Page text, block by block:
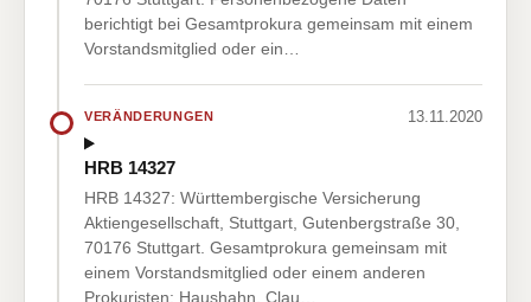
berichtigt bei Gesamtprokura gemeinsam mit einem
Vorstandsmitglied oder ein…
VERÄNDERUNGEN 13.11.2020
HRB 14327
HRB 14327: Württembergische Versicherung
Aktiengesellschaft, Stuttgart, Gutenbergstraße 30,
70176 Stuttgart. Gesamtprokura gemeinsam mit
einem Vorstandsmitglied oder einem anderen
Prokuristen: Haushahn, Clau…